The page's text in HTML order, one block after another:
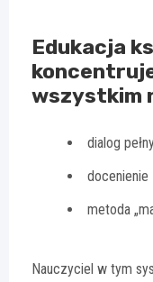
Edukacja
wszystkim
dialog
docenienie
metoda
Nauczyciel w tym